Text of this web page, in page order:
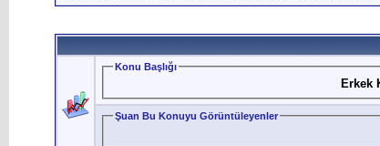
Konu Başlığı
Erkek
Şuan Bu Konuyu Görüntüleyenler